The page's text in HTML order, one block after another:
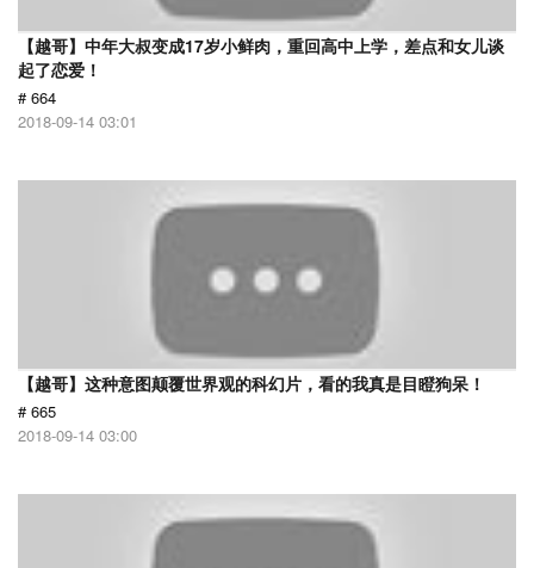
【越哥】中年大叔变成17岁小鲜肉，重回高中上学，差点和女儿谈
起了恋爱！
# 664
2018-09-14 03:01
【越哥】这种意图颠覆世界观的科幻片，看的我真是目瞪狗呆！
# 665
2018-09-14 03:00